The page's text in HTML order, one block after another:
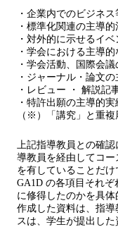
・企業内でのビジネ
・標準化関連の主導
・対外的に示せるイ
・学会における主導
・学会活動、国際会
・ジャーナル・論文
・レビュー ・ 解説記
・特許出願の主導的実
（※）「講究」と重複
上記指導教員との確
導教員を経由してコ
を有していることだ
GA1D の各項目それ
に修得したのかを具体
作成した資料は、指
スは、学生が提出し